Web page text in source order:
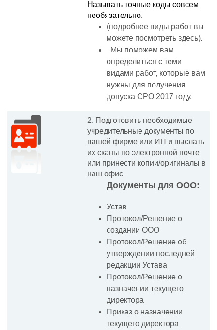
Называть точные коды совсем
необязательно.
(подробнее виды работ вы
можете посмотреть здесь).
Мы поможем вам
определиться с теми
видами работ, которые вам
нужны для получения
допуска СРО 2017 году.
2. Подготовить необходимые
учредительные документы по
вашей фирме или ИП и выслать
их сканы по электронной почте
или принести копии/оригиналы в
наш офис.
Документы для ООО:
Устав
Протокол/Решение о
создании ООО
Протокол/Решение об
утверждении последней
редакции Устава
Протокол/Решение о
назначении текущего
директора
Приказ о назначении
текущего директора